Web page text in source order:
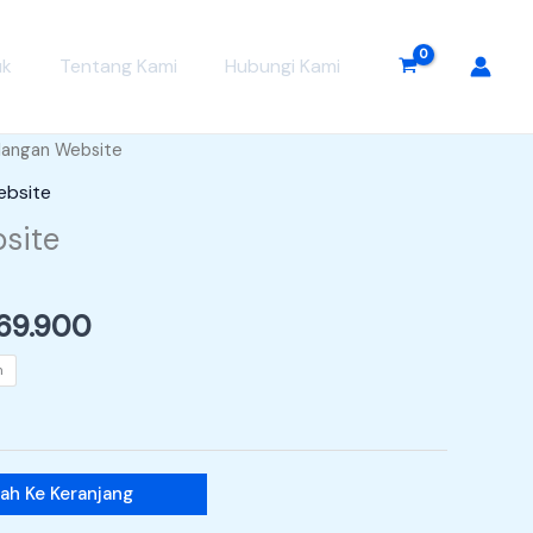
Tentang Kami Hubungi Kami
WebsiteRentang
Ke Keranjang